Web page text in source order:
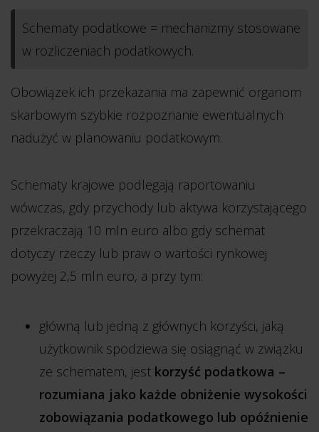
Schematy podatkowe = mechanizmy stosowane
w rozliczeniach podatkowych.
Obowiązek ich przekazania ma zapewnić organom
skarbowym szybkie rozpoznanie ewentualnych
nadużyć w planowaniu podatkowym.
Schematy krajowe podlegają raportowaniu
wówczas, gdy przychody lub aktywa korzystającego
przekraczają 10 mln euro albo gdy schemat
dotyczy rzeczy lub praw o wartości rynkowej
powyżej 2,5 mln euro, a przy tym:
główną lub jedną z głównych korzyści, jaką
użytkownik spodziewa się osiągnąć w związku
ze schematem, jest korzyść podatkowa –
rozumiana jako każde obniżenie wysokości
zobowiązania podatkowego lub opóźnienie